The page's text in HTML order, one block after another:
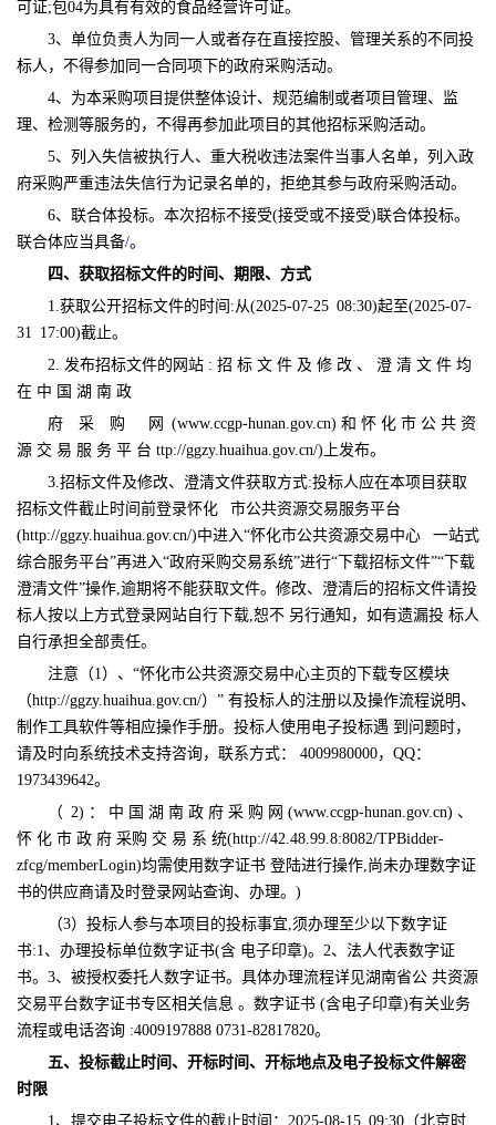
可证;包04为具有有效的食品经营许可证。
3、单位负责人为同一人或者存在直接控股、管理关系的不同投
标人，不得参加同一合同项下的政府采购活动。
4、为本采购项目提供整体设计、规范编制或者项目管理、监
理、检测等服务的，不得再参加此项目的其他招标采购活动。
5、列入失信被执行人、重大税收违法案件当事人名单，列入政
府采购严重违法失信行为记录名单的，拒绝其参与政府采购活动。
6、联合体投标。本次招标不接受(接受或不接受)联合体投标。
联合体应当具备/。
四、获取招标文件的时间、期限、方式
1.获取公开招标文件的时间:从(2025-07-25 08:30)起至(2025-07-
31 17:00)截止。
2. 发布招标文件的网站 : 招 标 文 件 及 修 改 、 澄 清 文 件 均
在 中 国 湖 南 政
府
采 购 网
(www.ccgp-hunan.gov.cn) 和 怀 化 市 公 共 资
源 交 易 服 务 平 台 ttp://ggzy.huaihua.gov.cn/)上发布。
3.招标文件及修改、澄清文件获取方式:投标人应在本项目获取
招标文件截止时间前登录怀化 市公共资源交易服务平台
(http://ggzy.huaihua.gov.cn/)中进入“怀化市公共资源交易中心 一站式
综合服务平台”再进入“政府采购交易系统”进行“下载招标文件”“下载
澄清文件”操作,逾期将不能获取文件。修改、澄清后的招标文件请投
标人按以上方式登录网站自行下载,恕不 另行通知，如有遗漏投 标人
自行承担全部责任。
注意（1）、“怀化市公共资源交易中心主页的下载专区模块
（http://ggzy.huaihua.gov.cn/）” 有投标人的注册以及操作流程说明、
制作工具软件等相应操作手册。投标人使用电子投标遇 到问题时，
请及时向系统技术支持咨询，联系方式： 4009980000，QQ：
1973439642。
（ 2) ： 中 国 湖 南 政 府 采 购 网 (www.ccgp-hunan.gov.cn) 、
怀 化 市 政 府 采购 交 易 系 统(http://42.48.99.8:8082/TPBidder-
zfcg/memberLogin)均需使用数字证书 登陆进行操作,尚未办理数字证
书的供应商请及时登录网站查询、办理。)
（3）投标人参与本项目的投标事宜,须办理至少以下数字证
书:1、办理投标单位数字证书(含 电子印章)。2、法人代表数字证
书。3、被授权委托人数字证书。具体办理流程详见湖南省公 共资源
交易平台数字证书专区相关信息 。数字证书 (含电子印章)有关业务
流程或电话咨询 :4009197888 0731-82817820。
五、投标截止时间、开标时间、开标地点及电子投标文件解密
时限
1、提交电子投标文件的截止时间： 2025-08-15 09:30 （北京时